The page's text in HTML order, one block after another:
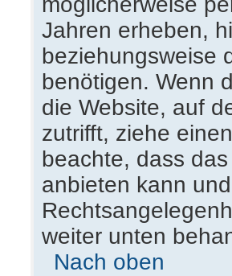
Jahren erheben,
beziehungsweise
benötigen. Wenn
die Website, auf
zutrifft, ziehe
beachte, dass
anbieten kann
weiter unten
Nach oben